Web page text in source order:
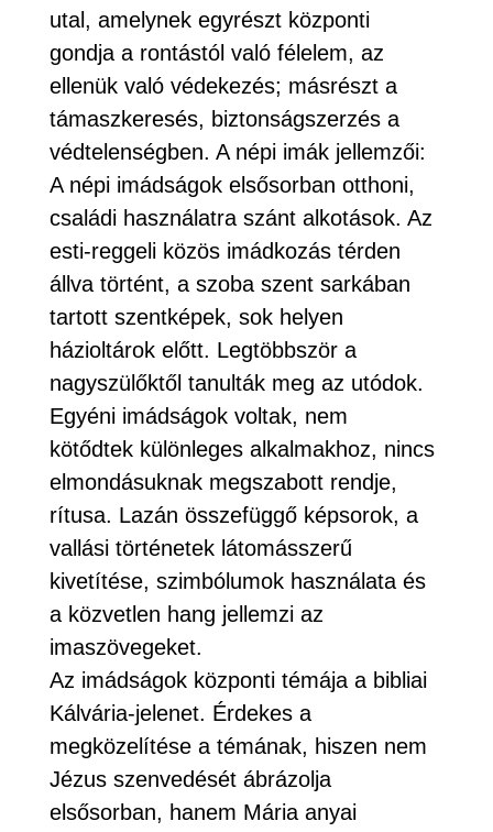
utal, amelynek egyrészt központi
gondja a rontástól való félelem, az
ellenük való védekezés; másrészt a
támaszkeresés, biztonságszerzés a
védtelenségben. A népi imák jellemzői:
A népi imádságok elsősorban otthoni,
családi használatra szánt alkotások. Az
esti-reggeli közös imádkozás térden
állva történt, a szoba szent sarkában
tartott szentképek, sok helyen
házioltárok előtt. Legtöbbször a
nagyszülőktől tanulták meg az utódok.
Egyéni imádságok voltak, nem
kötődtek különleges alkalmakhoz, nincs
elmondásuknak megszabott rendje,
rítusa. Lazán összefüggő képsorok, a
vallási történetek látomásszerű
kivetítése, szimbólumok használata és
a közvetlen hang jellemzi az
imaszövegeket.
Az imádságok központi témája a bibliai
Kálvária-jelenet. Érdekes a
megközelítése a témának, hiszen nem
Jézus szenvedését ábrázolja
elsősorban, hanem Mária anyai